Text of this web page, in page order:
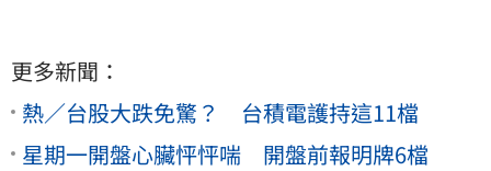
更多新聞：
熱／台股大跌免驚？ 台積電護持這11檔
星期一開盤心臟怦怦喘 開盤前報明牌6檔